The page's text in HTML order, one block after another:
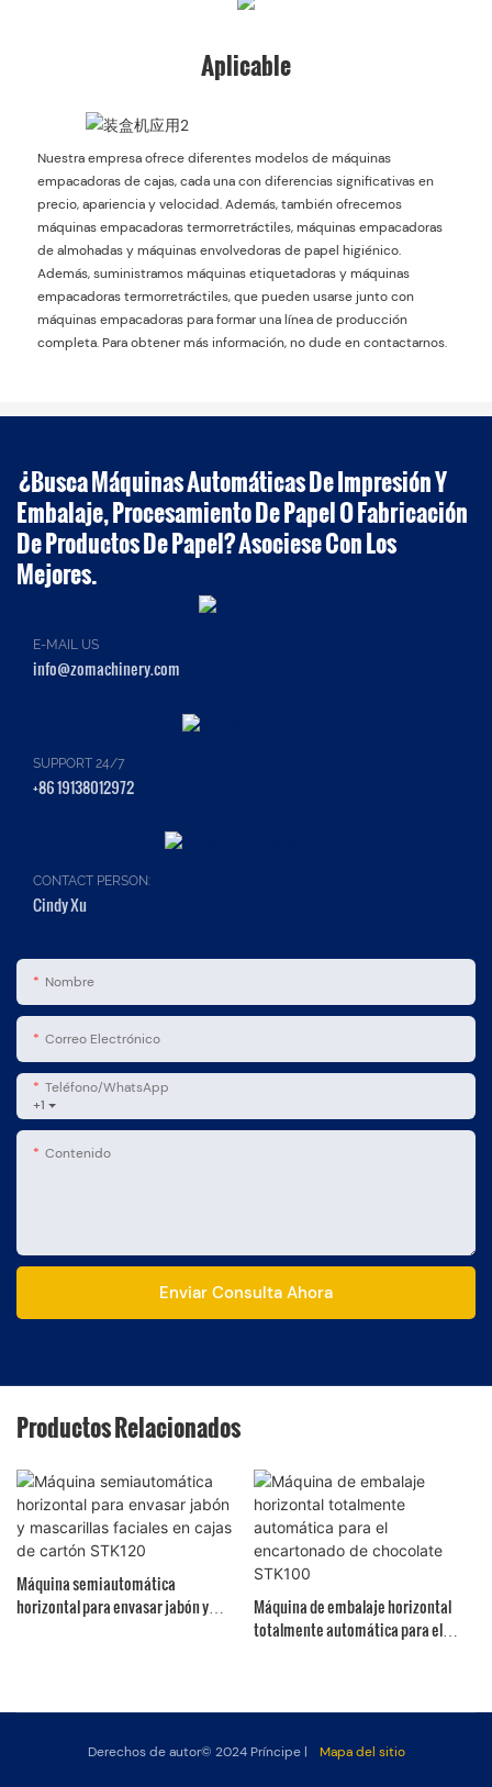
Aplicable
Nuestra empresa ofrece diferentes modelos de máquinas
empacadoras de cajas, cada una con diferencias significativas en
precio, apariencia y velocidad. Además, también ofrecemos
máquinas empacadoras termorretráctiles, máquinas empacadoras
de almohadas y máquinas envolvedoras de papel higiénico.
Además, suministramos máquinas etiquetadoras y máquinas
empacadoras termorretráctiles, que pueden usarse junto con
máquinas empacadoras para formar una línea de producción
completa. Para obtener más información, no dude en contactarnos.
¿Busca Máquinas Automáticas De Impresión Y
Embalaje, Procesamiento De Papel O Fabricación
De Productos De Papel? Asociese Con Los
Mejores.
E-MAIL US
info@zomachinery.com
SUPPORT 24/7
+86 19138012972
CONTACT PERSON:
Cindy Xu
Nombre
Correo Electrónico
+1
Teléfono/WhatsApp
Contenido
Enviar Consulta Ahora
Productos Relacionados
Máquina semiautomática
horizontal para envasar jabón y
Máquina de embalaje horizontal
totalmente automática para el
Derechos de autor© 2024 Príncipe | Mapa del sitio